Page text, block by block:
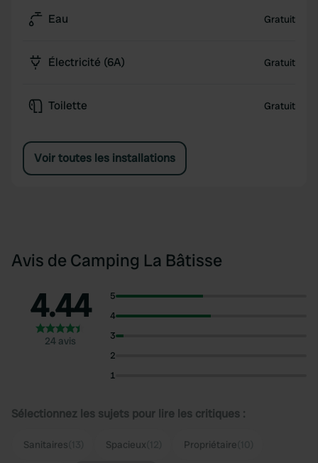
Eau Gratuit
Électricité (6A) Gratuit
Toilette Gratuit
Voir toutes les installations
Avis de Camping La Bâtisse
4.44
24 avis
5
4
3
2
1
Sélectionnez les sujets pour lire les critiques :
Sanitaires Spacieux Propriétaire